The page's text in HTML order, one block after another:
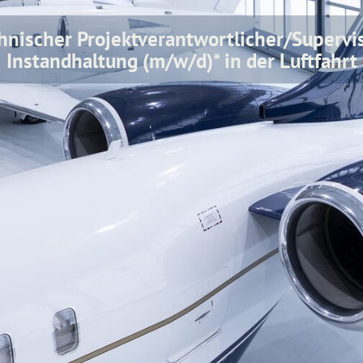
Projektverantwortlicher/
Instandhaltung (m/w/d)* in der Luftfahrt